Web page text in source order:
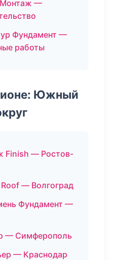
Монтаж —
Фундамент —
работы
Южный
Finish — Ростов-
— Волгоград
Фундамент —
— Симферополь
— Краснодар